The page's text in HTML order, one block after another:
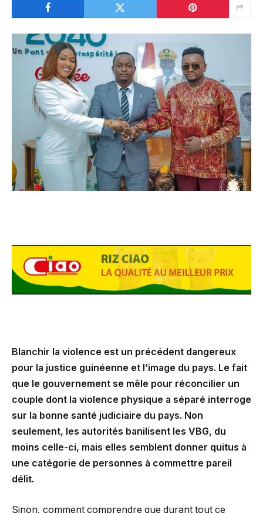
Blanchir la violence est un précédent dangereux
pour la justice guinéenne et l’image du pays. Le fait
que le gouvernement se mêle pour réconcilier un
couple dont la violence physique a séparé interroge
sur la bonne santé judiciaire du pays. Non
seulement, les autorités banilisent les VBG, du
moins celle-ci, mais elles semblent donner quitus à
une catégorie de personnes à commettre pareil
délit.
Sinon, comment comprendre que durant tout ce